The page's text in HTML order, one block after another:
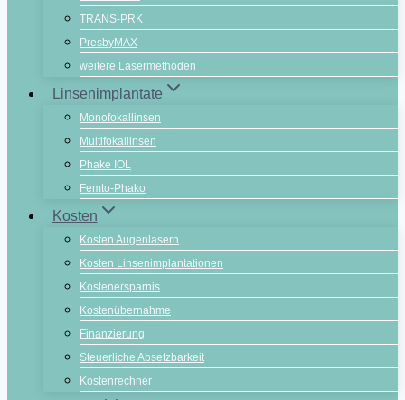
TRANS-PRK
PresbyMAX
weitere Lasermethoden
Linsenimplantate
Monofokallinsen
Multifokallinsen
Phake IOL
Femto-Phako
Kosten
Kosten Augenlasern
Kosten Linsenimplantationen
Kostenersparnis
Kostenübernahme
Finanzierung
Steuerliche Absetzbarkeit
Kostenrechner